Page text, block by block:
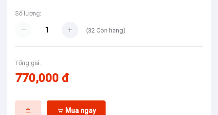
Số lượng:
(32 Còn hàng)
Tổng giá:
770,000 đ
Mua ngay